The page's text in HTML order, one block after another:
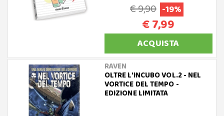
€ 9,90 -19%
€ 7,99
ACQUISTA
RAVEN
OLTRE L'INCUBO VOL.2 - NEL
VORTICE DEL TEMPO -
EDIZIONE LIMITATA